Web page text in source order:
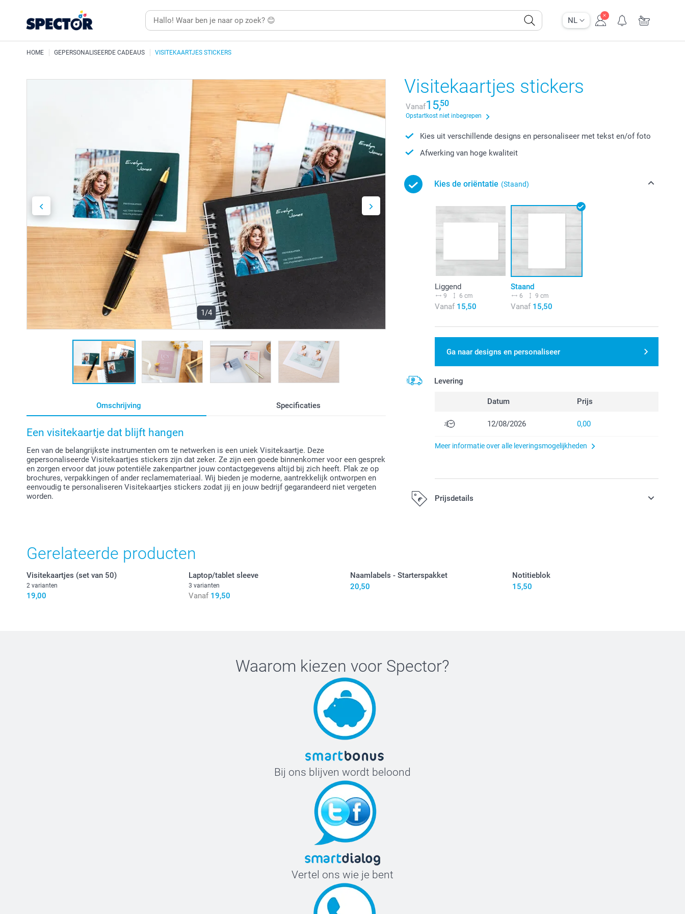
NL
HOME GEPERSONALISEERDE CADEAUS VISITEKAARTJES STICKERS
1/4
Omschrijving Specificaties
Een visitekaartje dat blijft hangen
Een van de belangrijkste instrumenten om te netwerken is een uniek Visitekaartje. Deze
gepersonaliseerde Visitekaartjes stickers zijn dat zeker. Ze zijn een goede binnenkomer voor een gesprek
en zorgen ervoor dat jouw potentiële zakenpartner jouw contactgegevens altijd bij zich heeft. Plak ze op
brochures, verpakkingen of ander reclamemateriaal. Wij bieden je moderne, aantrekkelijk ontworpen en
eenvoudig te personaliseren Visitekaartjes stickers zodat jij en jouw bedrijf gegarandeerd niet vergeten
worden.
Visitekaartjes stickers
Vanaf15,50
Opstartkost niet inbegrepen
Kies uit verschillende designs en personaliseer met tekst en/of foto
Afwerking van hoge kwaliteit
Kies de oriëntatie (Staand)
Liggend
9 6 cm
Vanaf 15,50
Staand
6 9 cm
Vanaf 15,50
Ga naar designs en personaliseer
Levering
Datum Prijs
12/08/2026 0,00
Meer informatie over alle leveringsmogelijkheden
Prijsdetails
Gerelateerde producten
Visitekaartjes (set van 50)
2 varianten
19,00
Laptop/tablet sleeve
3 varianten
Vanaf 19,50
Naamlabels - Starterspakket
20,50
Notitieblok
15,50
Waarom kiezen voor Spector?
Bij ons blijven wordt beloond
Vertel ons wie je bent